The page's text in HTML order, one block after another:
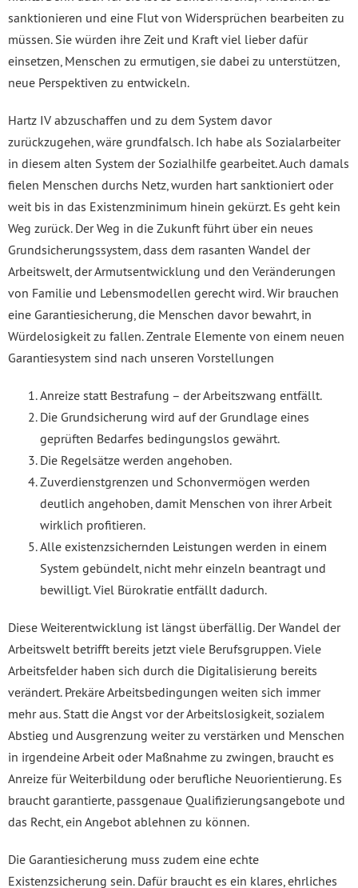
sanktionieren und eine Flut von Widersprüchen bearbeiten zu
müssen. Sie würden ihre Zeit und Kraft viel lieber dafür
einsetzen, Menschen zu ermutigen, sie dabei zu unterstützen,
neue Perspektiven zu entwickeln.
Hartz IV abzuschaffen und zu dem System davor
zurückzugehen, wäre grundfalsch. Ich habe als Sozialarbeiter
in diesem alten System der Sozialhilfe gearbeitet. Auch damals
fielen Menschen durchs Netz, wurden hart sanktioniert oder
weit bis in das Existenzminimum hinein gekürzt. Es geht kein
Weg zurück. Der Weg in die Zukunft führt über ein neues
Grundsicherungssystem, dass dem rasanten Wandel der
Arbeitswelt, der Armutsentwicklung und den Veränderungen
von Familie und Lebensmodellen gerecht wird. Wir brauchen
eine Garantiesicherung, die Menschen davor bewahrt, in
Würdelosigkeit zu fallen. Zentrale Elemente von einem neuen
Garantiesystem sind nach unseren Vorstellungen
Anreize statt Bestrafung – der Arbeitszwang entfällt.
Die Grundsicherung wird auf der Grundlage eines
geprüften Bedarfes bedingungslos gewährt.
Die Regelsätze werden angehoben.
Zuverdienstgrenzen und Schonvermögen werden
deutlich angehoben, damit Menschen von ihrer Arbeit
wirklich profitieren.
Alle existenzsichernden Leistungen werden in einem
System gebündelt, nicht mehr einzeln beantragt und
bewilligt. Viel Bürokratie entfällt dadurch.
Diese Weiterentwicklung ist längst überfällig. Der Wandel der
Arbeitswelt betrifft bereits jetzt viele Berufsgruppen. Viele
Arbeitsfelder haben sich durch die Digitalisierung bereits
verändert. Prekäre Arbeitsbedingungen weiten sich immer
mehr aus. Statt die Angst vor der Arbeitslosigkeit, sozialem
Abstieg und Ausgrenzung weiter zu verstärken und Menschen
in irgendeine Arbeit oder Maßnahme zu zwingen, braucht es
Anreize für Weiterbildung oder berufliche Neuorientierung. Es
braucht garantierte, passgenaue Qualifizierungsangebote und
das Recht, ein Angebot ablehnen zu können.
Die Garantiesicherung muss zudem eine echte
Existenzsicherung sein. Dafür braucht es ein klares, ehrliches